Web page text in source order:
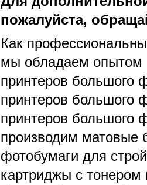
пожалуйста,
Как
мы обладаем опытом
принтеров большого
принтеров большого
принтеров большого
производим матовые
фотобумаги для
картриджы с тонером